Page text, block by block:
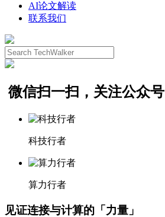
AI论文解读
联系我们
微信扫一扫，关注公众号
科技行者
算力行者
见证连接与计算的「力量」